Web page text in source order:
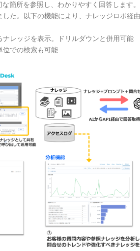
箇所を参照し、わかりやすく回答します。
た。以下の機能により、ナレッジロボ経
レッジを表示。ドリルダウンと併用可能
での検索も可能